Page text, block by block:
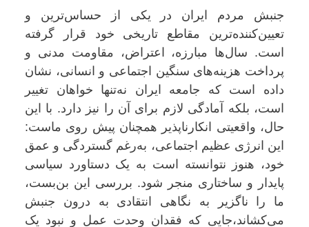
جنبش مردم ایران در یکی از حساس‌ترین و
تعیین‌کننده‌ترین مقاطع تاریخی خود قرار گرفته
است. سال‌ها مبارزه، اعتراض، مقاومت مدنی و
پرداخت هزینه‌های سنگین اجتماعی و انسانی، نشان
داده است که جامعه ایران نه‌تنها خواهان تغییر
است، بلکه آمادگی لازم برای آن را نیز دارد. با این
حال، واقعیتی انکارناپذیر همچنان پیش روی ماست:
این انرژی عظیم اجتماعی، به‌رغم گستردگی و عمق
خود، هنوز نتوانسته است به یک دستاورد سیاسی
پایدار و ساختاری منجر شود. بررسی این بن‌بست،
ما را ناگزیر به نگاهی انتقادی به درون جنبش
می‌کشاند،جایی که فقدان وحدت عمل و نبود یک